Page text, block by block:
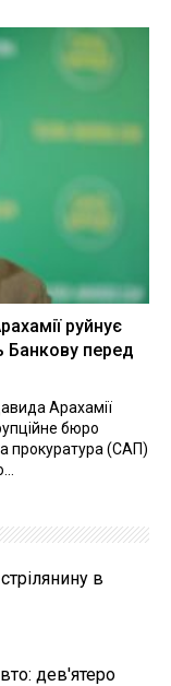
руйнує
Банкову перед
Арахамії
бюро
прокуратура (САП)
в
дев'ятеро